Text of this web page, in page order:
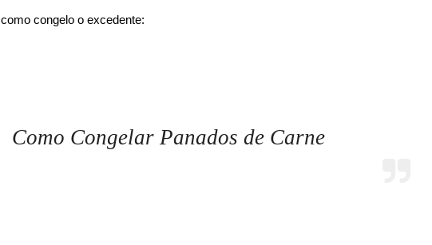
como congelo o excedente:
Como Congelar Panados de Carne